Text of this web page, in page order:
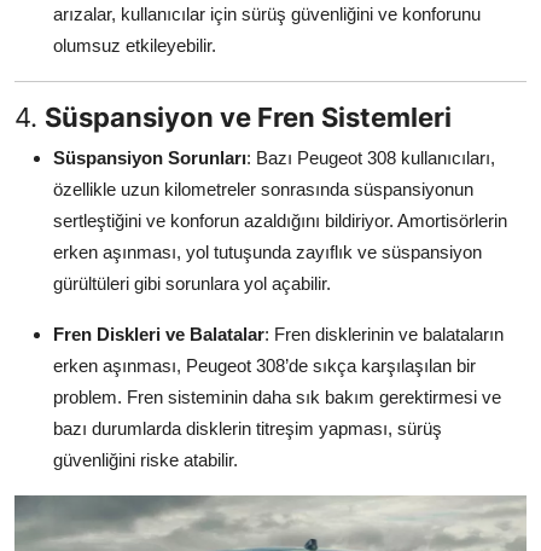
arızalar, kullanıcılar için sürüş güvenliğini ve konforunu
olumsuz etkileyebilir.
4. Süspansiyon ve Fren Sistemleri
Süspansiyon Sorunları: Bazı Peugeot 308 kullanıcıları,
özellikle uzun kilometreler sonrasında süspansiyonun
sertleştiğini ve konforun azaldığını bildiriyor. Amortisörlerin
erken aşınması, yol tutuşunda zayıflık ve süspansiyon
gürültüleri gibi sorunlara yol açabilir.
Fren Diskleri ve Balatalar: Fren disklerinin ve balataların
erken aşınması, Peugeot 308’de sıkça karşılaşılan bir
problem. Fren sisteminin daha sık bakım gerektirmesi ve
bazı durumlarda disklerin titreşim yapması, sürüş
güvenliğini riske atabilir.